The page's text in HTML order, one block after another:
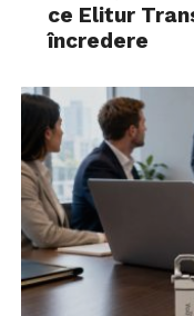
ce Elitur
încredere